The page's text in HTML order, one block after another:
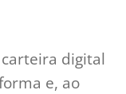
digital
e, ao